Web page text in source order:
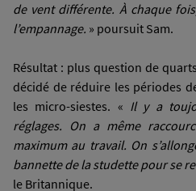
de vent différente. À chaque
l’empannage. » poursuit Sam.
Résultat : plus question de
décidé de réduire les périodes
les micro-siestes. « Il y a
réglages. On a même
maximum au travail. On
bannette de la studette pour se
le Britannique.